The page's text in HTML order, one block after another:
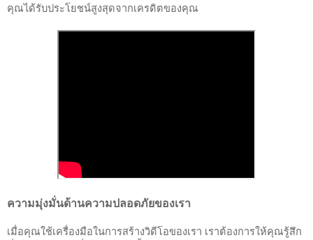
คุณได้รับประโยชน์สูงสุดจากเครดิตของคุณ
ความมุ่งมั่นด้านความปลอดภัยของเรา
เมื่อคุณใช้เครื่องมือในการสร้างวิดีโอของเรา เราต้องการให้คุณรู้สึก